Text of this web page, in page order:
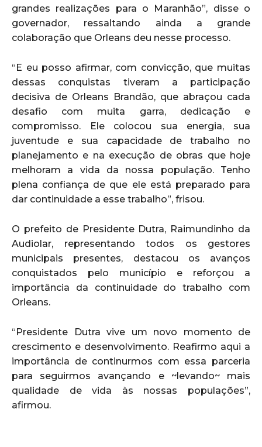
grandes realizações para o Maranhão”, disse o
governador, ressaltando ainda a grande
colaboração que Orleans deu nesse processo.
“E eu posso afirmar, com convicção, que muitas
dessas conquistas tiveram a participação
decisiva de Orleans Brandão, que abraçou cada
desafio com muita garra, dedicação e
compromisso. Ele colocou sua energia, sua
juventude e sua capacidade de trabalho no
planejamento e na execução de obras que hoje
melhoram a vida da nossa população. Tenho
plena confiança de que ele está preparado para
dar continuidade a esse trabalho”, frisou.
O prefeito de Presidente Dutra, Raimundinho da
Audiolar, representando todos os gestores
municipais presentes, destacou os avanços
conquistados pelo município e reforçou a
importância da continuidade do trabalho com
Orleans.
“Presidente Dutra vive um novo momento de
crescimento e desenvolvimento. Reafirmo aqui a
importância de continurmos com essa parceria
para seguirmos avançando e ~levando~ mais
qualidade de vida às nossas populações”,
afirmou.